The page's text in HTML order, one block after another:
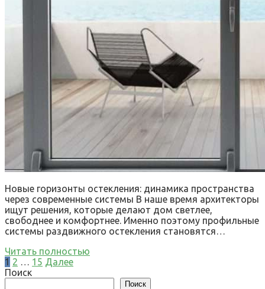
Новые горизонты остекления: динамика пространства
через современные системы В наше время архитекторы
ищут решения, которые делают дом светлее,
свободнее и комфортнее. Именно поэтому профильные
системы раздвижного остекления становятся…
Читать полностью
Пагинация
записей
1 2 … 15 Далее
Поиск
Поиск